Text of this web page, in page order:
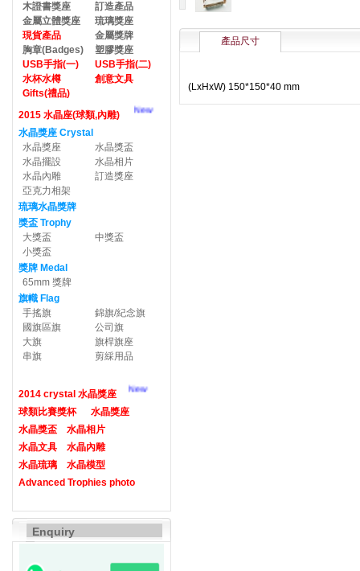
木證書獎座
訂造產品
金屬立體獎座
琉璃獎座
現貨產品
金屬獎牌
胸章(Badges)
塑膠獎座
USB手指(一)
USB手指(二)
水杯水樽
創意文具
Gifts(禮品)
2015 水晶座(球類,內雕)
New
水晶獎座 Crystal
水晶獎座
水晶獎盃
水晶擺設
水晶相片
水晶內雕
訂造獎座
亞克力相架
琉璃水晶獎牌
獎盃 Trophy
大獎盃
中獎盃
小獎盃
獎牌 Medal
65mm 獎牌
旗幟 Flag
手搖旗
錦旗/紀念旗
國旗區旗
公司旗
大旗
旗桿旗座
串旗
剪綵用品
2014 crystal 水晶獎座 New
球類比賽獎杯
水晶獎座
水晶獎盃
水晶相片
水晶文具
水晶內雕
水晶琉璃
水晶模型
Advanced Trophies photo
Enquiry
產品尺寸
(LxHxW) 150*150*40 mm